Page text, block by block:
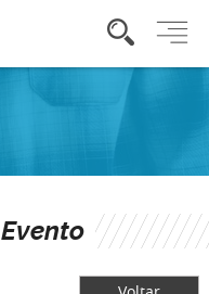
Evento